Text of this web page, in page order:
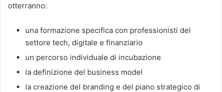
otterranno:
una formazione specifica con professionisti del
settore tech, digitale e finanziario
un percorso individuale di incubazione
la definizione del business model
la creazione del branding e del piano strategico di